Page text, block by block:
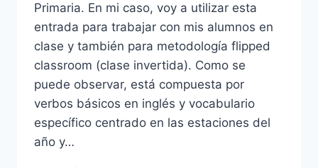
Primaria. En mi caso, voy a utilizar esta
entrada para trabajar con mis alumnos en
clase y también para metodología flipped
classroom (clase invertida). Como se
puede observar, está compuesta por
verbos básicos en inglés y vocabulario
específico centrado en las estaciones del
año y…